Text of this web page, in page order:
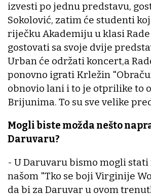
izvesti po jednu predstavu,
Sokolović, zatim će studenti
riječku Akademiju u klasi Rade
gostovati sa svoje dvije
Urban će održati koncert,a
ponovno igrati Krležin
obnovio lani i to je otprilike to
Brijunima. To su sve velike
Mogli biste možda nešto
Daruvaru?
- U Daruvaru bismo mogli stati
našom "Tko se boji Virginije
da bi za Daruvar u ovom